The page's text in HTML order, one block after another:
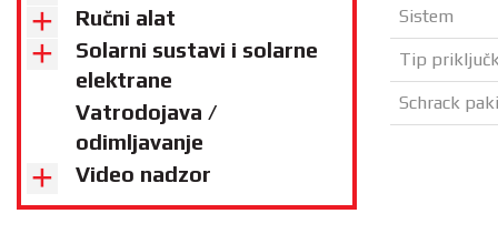
Ručni alat
Solarni sustavi i solarne
elektrane
Vatrodojava /
odimljavanje
Video nadzor
Sistem
Tip
Schrack